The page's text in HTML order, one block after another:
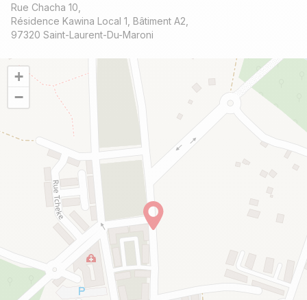
Rue Chacha 10,
Résidence Kawina Local 1, Bâtiment A2,
97320 Saint-Laurent-Du-Maroni
+
−